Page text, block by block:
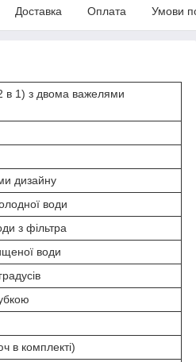
Доставка Оплата Умови
в 1) з двома важелями
дизайну
води
з фільтра
води
в комплекті)